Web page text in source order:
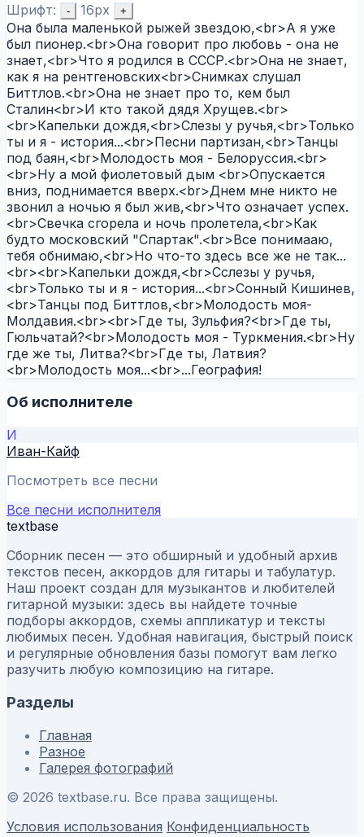
Шрифт: - 16px +
Она была маленькой рыжей звездою,<br>А я уже
был пионер.<br>Она говорит про любовь - она не
знает,<br>Что я родился в СССР.<br>Она не знает,
как я на рентгеновских<br>Снимках слушал
Биттлов.<br>Она не знает про то, кем был
Сталин<br>И кто такой дядя Хрущев.<br>
<br>Капельки дождя,<br>Слезы у ручья,<br>Только
ты и я - история...<br>Песни партизан,<br>Танцы
под баян,<br>Молодость моя - Белоруссия.<br>
<br>Ну а мой фиолетовый дым <br>Опускается
вниз, поднимается вверх.<br>Днем мне никто не
звонил а ночью я был жив,<br>Что означает успех.
<br>Свечка сгорела и ночь пролетела,<br>Как
будто московский "Спартак".<br>Все понимааю,
тебя обнимаю,<br>Но что-то здесь все же не так...
<br><br>Капельки дождя,<br>Сслезы у ручья,
<br>Только ты и я - история...<br>Сонный Кишинев,
<br>Танцы под Биттлов,<br>Молодость моя-
Молдавия.<br><br>Где ты, Зульфия?<br>Где ты,
Гюльчатай?<br>Молодость моя - Туркмения.<br>Ну
где же ты, Литва?<br>Где ты, Латвия?
<br>Молодость моя...<br>...География!
Об исполнителе
И
Иван-Кайф
Посмотреть все песни
Все песни исполнителя
textbase
Сборник песен — это обширный и удобный архив
текстов песен, аккордов для гитары и табулатур.
Наш проект создан для музыкантов и любителей
гитарной музыки: здесь вы найдете точные
подборы аккордов, схемы аппликатур и тексты
любимых песен. Удобная навигация, быстрый поиск
и регулярные обновления базы помогут вам легко
разучить любую композицию на гитаре.
Разделы
Главная
Разное
Галерея фотографий
© 2026 textbase.ru. Все права защищены.
Условия использования Конфиденциальность